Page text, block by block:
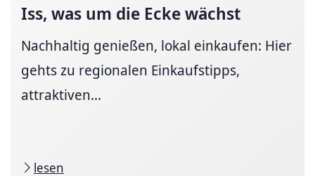
Iss, was um die Ecke wächst
Nachhaltig genießen, lokal einkaufen: Hier
gehts zu regionalen Einkaufstipps,
attraktiven...
lesen